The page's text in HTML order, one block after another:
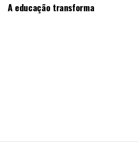
A educação transforma